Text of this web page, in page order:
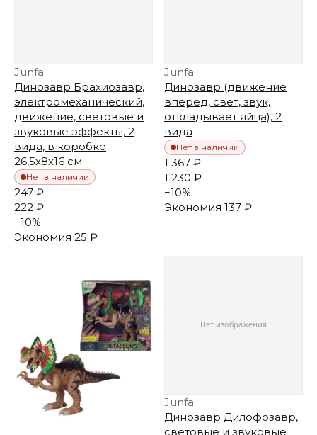
Junfa
Динозавр Брахиозавр,
электромеханический,
движение, световые и
звуковые эффекты, 2
вида, в коробке
26,5х8х16 см
Нет в наличии
247 ₽
222 ₽
−10%
Экономия 25 ₽
Junfa
Динозавр (движение
вперед, свет, звук,
откладывает яйца), 2
вида
Нет в наличии
1 367 ₽
1 230 ₽
−10%
Экономия 137 ₽
Junfa
Динозавр Дилофозавр,
световые и звуковые